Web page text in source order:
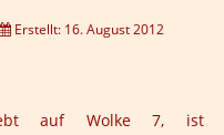
Erstellt: 16. August 2012
auf Wolke 7, ist